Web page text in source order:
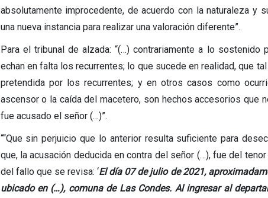
absolutamente improcedente, de acuerdo con la naturaleza y
una nueva instancia para realizar una valoración diferente”.
Para el tribunal de alzada: “(…) contrariamente a lo
echan en falta los recurrentes; lo que sucede en realidad, que
pretendida por los recurrentes; y en otros casos como
ascensor o la caída del macetero, son hechos accesorios que
fue acusado el señor (…)”.
““Que sin perjuicio que lo anterior resulta suficiente para
que, la acusación deducida en contra del señor (…), fue del
del fallo que se revisa: ‘El día 07 de julio de 2021,
ubicado en (…), comuna de Las Condes. Al ingresar al